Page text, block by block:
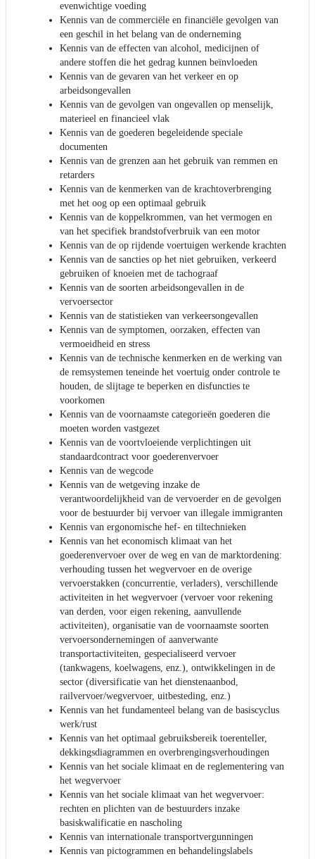
evenwichtige voeding
Kennis van de commerciële en financiële gevolgen van
een geschil in het belang van de onderneming
Kennis van de effecten van alcohol, medicijnen of
andere stoffen die het gedrag kunnen beïnvloeden
Kennis van de gevaren van het verkeer en op
arbeidsongevallen
Kennis van de gevolgen van ongevallen op menselijk,
materieel en financieel vlak
Kennis van de goederen begeleidende speciale
documenten
Kennis van de grenzen aan het gebruik van remmen en
retarders
Kennis van de kenmerken van de krachtoverbrenging
met het oog op een optimaal gebruik
Kennis van de koppelkrommen, van het vermogen en
van het specifiek brandstofverbruik van een motor
Kennis van de op rijdende voertuigen werkende krachten
Kennis van de sancties op het niet gebruiken, verkeerd
gebruiken of knoeien met de tachograaf
Kennis van de soorten arbeidsongevallen in de
vervoersector
Kennis van de statistieken van verkeersongevallen
Kennis van de symptomen, oorzaken, effecten van
vermoeidheid en stress
Kennis van de technische kenmerken en de werking van
de remsystemen teneinde het voertuig onder controle te
houden, de slijtage te beperken en disfuncties te
voorkomen
Kennis van de voornaamste categorieën goederen die
moeten worden vastgezet
Kennis van de voortvloeiende verplichtingen uit
standaardcontract voor goederenvervoer
Kennis van de wegcode
Kennis van de wetgeving inzake de
verantwoordelijkheid van de vervoerder en de gevolgen
voor de bestuurder bij vervoer van illegale immigranten
Kennis van ergonomische hef- en tiltechnieken
Kennis van het economisch klimaat van het
goederenvervoer over de weg en van de marktordening:
verhouding tussen het wegvervoer en de overige
vervoerstakken (concurrentie, verladers), verschillende
activiteiten in het wegvervoer (vervoer voor rekening
van derden, voor eigen rekening, aanvullende
activiteiten), organisatie van de voornaamste soorten
vervoersondernemingen of aanverwante
transportactiviteiten, gespecialiseerd vervoer
(tankwagens, koelwagens, enz.), ontwikkelingen in de
sector (diversificatie van het dienstenaanbod,
railvervoer/wegvervoer, uitbesteding, enz.)
Kennis van het fundamenteel belang van de basiscyclus
werk/rust
Kennis van het optimaal gebruiksbereik toerenteller,
dekkingsdiagrammen en overbrengingsverhoudingen
Kennis van het sociale klimaat en de reglementering van
het wegvervoer
Kennis van het sociale klimaat van het wegvervoer:
rechten en plichten van de bestuurders inzake
basiskwalificatie en nascholing
Kennis van internationale transportvergunningen
Kennis van pictogrammen en behandelingslabels